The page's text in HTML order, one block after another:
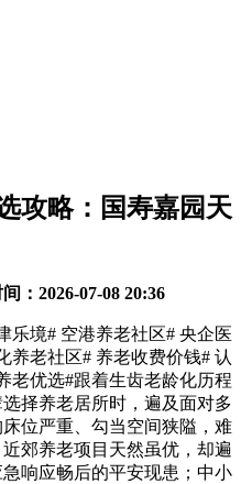
攻略：国寿嘉园天
： 2026-07-08 20:36
境# 空港养老社区# 央企医
养老社区# 养老收费价钱# 认
老优选#跟着生齿老龄化历程
择养老居所时，遍及面对多
位严重、勾当空间狭隘，难
郊养老项目天然虽优，却遍
响应畅后的平安现患；中小